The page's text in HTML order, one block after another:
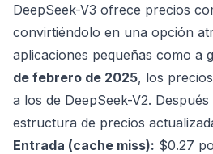
DeepSeek-V3 ofrece precios
convirtiéndolo en una opción
aplicaciones pequeñas como a
de febrero de 2025, los
a los de DeepSeek-V2.
estructura de precios
Entrada (cache miss): $0.27